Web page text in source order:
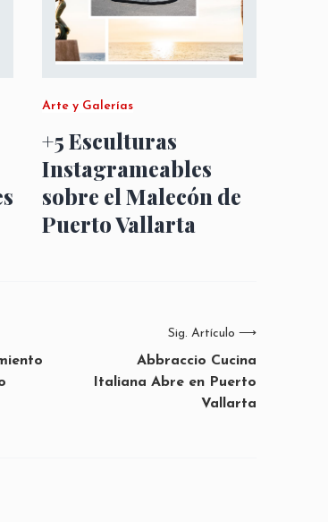
Arte y Galerías
+5 Esculturas
Instagrameables
sobre el Malecón de
Puerto Vallarta
Sig. Artículo ⟶
Abbraccio Cucina
Italiana Abre en Puerto
Vallarta